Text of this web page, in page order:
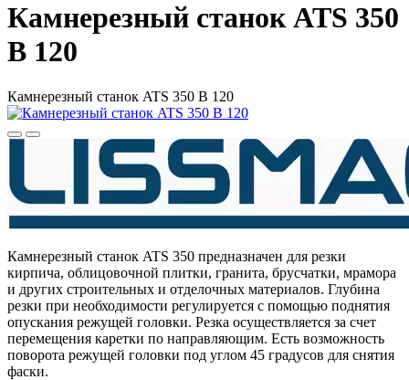
Камнерезный станок ATS 350
B 120
Камнерезный станок ATS 350 B 120
Камнерезный станок ATS 350 предназначен для резки
кирпича, облицовочной плитки, гранита, брусчатки, мрамора
и других строительных и отделочных материалов. Глубина
резки при необходимости регулируется с помощью поднятия
опускания режущей головки. Резка осуществляется за счет
перемещения каретки по направляющим. Есть возможность
поворота режущей головки под углом 45 градусов для снятия
фаски.